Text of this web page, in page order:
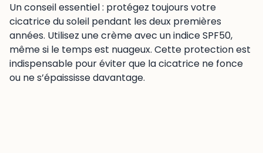
Un conseil essentiel : protégez toujours votre
cicatrice du soleil pendant les deux premières
années. Utilisez une crème avec un indice SPF50,
même si le temps est nuageux. Cette protection est
indispensable pour éviter que la cicatrice ne fonce
ou ne s’épaississe davantage.